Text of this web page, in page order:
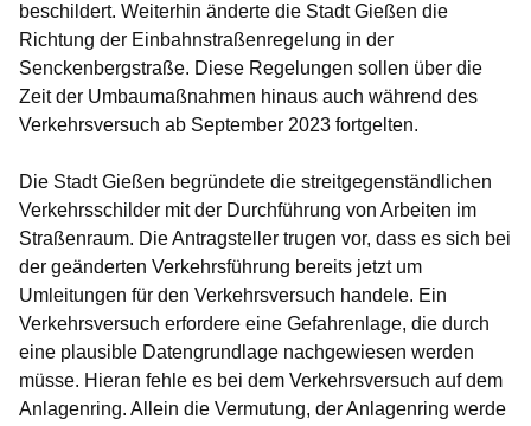
beschildert. Weiterhin änderte die Stadt Gießen die
Richtung der Einbahnstraßenregelung in der
Senckenbergstraße. Diese Regelungen sollen über die
Zeit der Umbaumaßnahmen hinaus auch während des
Verkehrsversuch ab September 2023 fortgelten.
Die Stadt Gießen begründete die streitgegenständlichen
Verkehrsschilder mit der Durchführung von Arbeiten im
Straßenraum. Die Antragsteller trugen vor, dass es sich bei
der geänderten Verkehrsführung bereits jetzt um
Umleitungen für den Verkehrsversuch handele. Ein
Verkehrsversuch erfordere eine Gefahrenlage, die durch
eine plausible Datengrundlage nachgewiesen werden
müsse. Hieran fehle es bei dem Verkehrsversuch auf dem
Anlagenring. Allein die Vermutung, der Anlagenring werde